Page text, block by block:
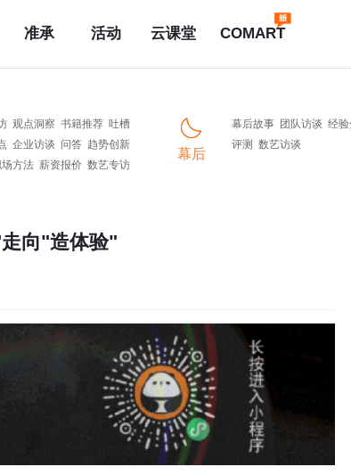
准承 活动 云课堂 COMART
观点洞察 书籍推荐 吐槽
企业访谈 问答 趋势创新
方法 薪资报价 数艺专访
幕后
幕后故事 团队访谈 经
评测 数艺访谈
向"造体验"